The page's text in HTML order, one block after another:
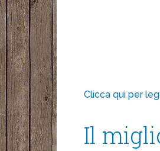
Clicca qui per
Il